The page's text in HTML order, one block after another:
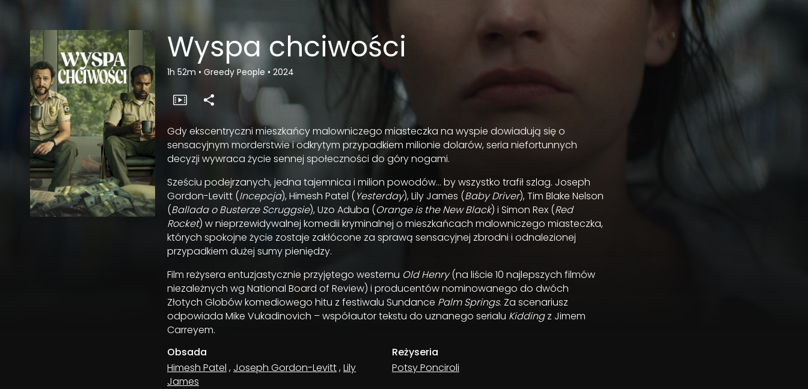
Wyspa chciwości
1h 52m • Greedy People • 2024
Gdy ekscentryczni mieszkańcy malowniczego miasteczka na wyspie dowiadują się o
sensacyjnym morderstwie i odkrytym przypadkiem milionie dolarów, seria niefortunnych
decyzji wywraca życie sennej społeczności do góry nogami.
Sześciu podejrzanych, jedna tajemnica i milion powodów… by wszystko trafił szlag. Joseph
Gordon-Levitt (Incepcja), Himesh Patel (Yesterday), Lily James (Baby Driver), Tim Blake Nelson
(Ballada o Busterze Scruggsie), Uzo Aduba (Orange is the New Black) i Simon Rex (Red
Rocket) w nieprzewidywalnej komedii kryminalnej o mieszkańcach malowniczego miasteczka,
których spokojne życie zostaje zakłócone za sprawą sensacyjnej zbrodni i odnalezionej
przypadkiem dużej sumy pieniędzy.
Film reżysera entuzjastycznie przyjętego westernu Old Henry(na liście 10 najlepszych filmów
niezależnych wg National Board of Review) i producentów nominowanego do dwóch
Złotych Globów komediowego hitu z festiwalu Sundance Palm Springs. Za scenariusz
odpowiada Mike Vukadinovich – współautor tekstu do uznanego serialu Kiddingz Jimem
Carreyem.
Obsada
Himesh Patel , Joseph Gordon-Levitt,Lily
James
Reżyseria
Potsy Ponciroli